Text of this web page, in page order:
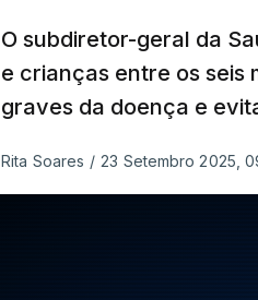
O subdiretor-geral da
e crianças entre os seis
graves da doença e
Rita Soares / 23 Setembro 2025,